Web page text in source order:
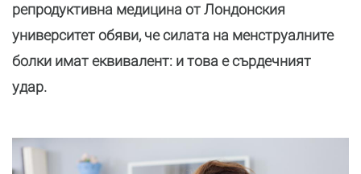
репродуктивна медицина от Лондонския
университет обяви, че силата на менструалните
болки имат еквивалент: и това е сърдечният
удар.